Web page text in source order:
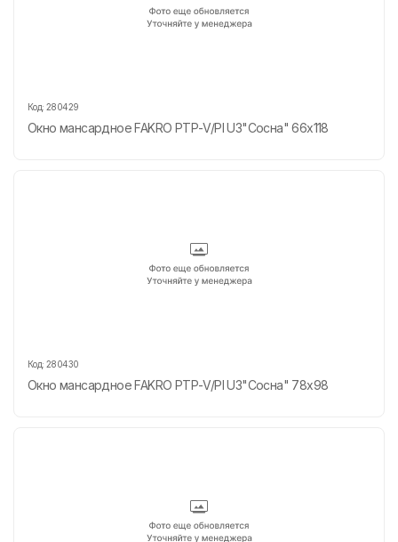
Код: 280429
Окно мансардное FAKRO РТР-V/PI U3"Сосна" 66х118
Код: 280430
Окно мансардное FAKRO РТР-V/PI U3"Сосна" 78х98